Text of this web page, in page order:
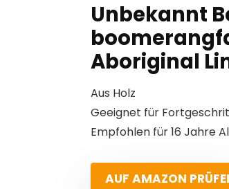
Unbekannt
Aboriginal
Aus Holz
Geeignet für
Empfohlen für 16 Jahre
AUF AMAZON